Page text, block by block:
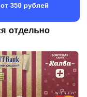
350 рублей
отдельно